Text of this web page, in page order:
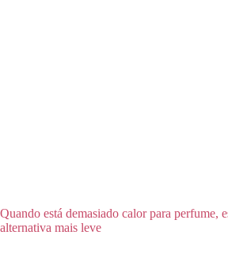
Quando está demasiado calor para perfume,
alternativa mais leve